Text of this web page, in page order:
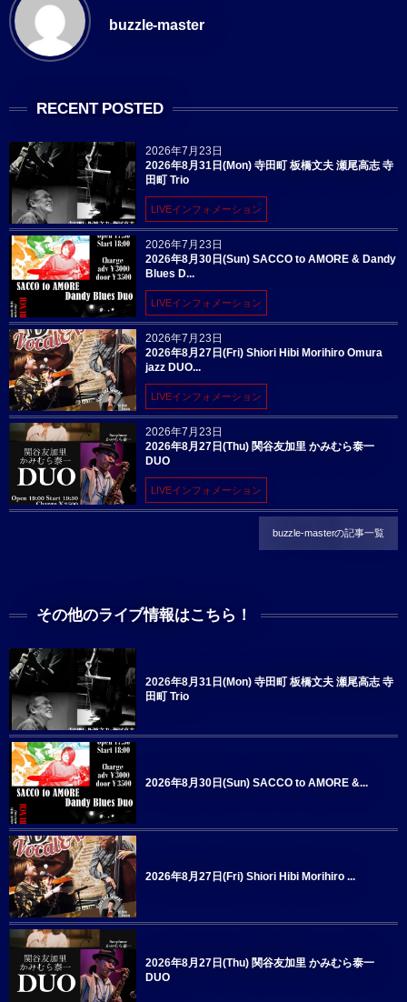
buzzle-master
RECENT POSTED
2026年7月23日
2026年8月31日(Mon) 寺田町 板橋文夫 瀬尾高志 寺
田町 Trio
LIVEインフォメーション
2026年7月23日
2026年8月30日(Sun) SACCO to AMORE & Dandy
Blues D...
LIVEインフォメーション
2026年7月23日
2026年8月27日(Fri) Shiori Hibi Morihiro Omura
jazz DUO...
LIVEインフォメーション
2026年7月23日
2026年8月27日(Thu) 関谷友加里 かみむら泰一
DUO
LIVEインフォメーション
buzzle-masterの記事一覧
その他のライブ情報はこちら！
2026年8月31日(Mon) 寺田町 板橋文夫 瀬尾高志 寺
田町 Trio
2026年8月30日(Sun) SACCO to AMORE &...
2026年8月27日(Fri) Shiori Hibi Morihiro ...
2026年8月27日(Thu) 関谷友加里 かみむら泰一
DUO